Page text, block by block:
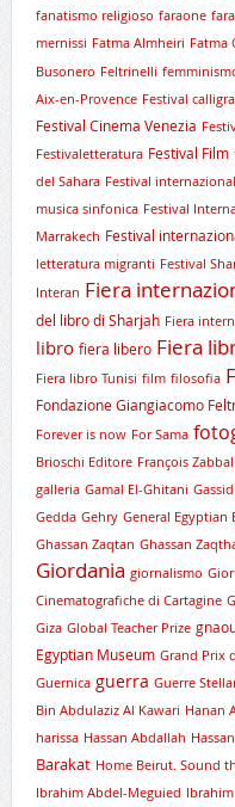
fanatismo religioso faraone
mernissi Fatma Almheiri Fatma
Busonero Feltrinelli
Aix-en-Provence Festival
Festival Cinema Venezia
Festivaletteratura Festival Film
del Sahara Festival
musica sinfonica Festival
Marrakech Festival
letteratura migranti Festival
Interan Fiera
del libro di Sharjah Fiera
libro fiera libero Fiera
Fiera libro Tunisi film filosofia
Fondazione Giangiacomo
Forever is now For Sama
Brioschi Editore François Zabbal
galleria Gamal El-Ghitani
Gedda Gehry General Egyptian
Ghassan Zaqtan Ghassan
Giordania giornalismo
Cinematografiche di Cartagine
Giza Global Teacher Prize
Egyptian Museum Grand Prix
Guernica guerra Guerre
Bin Abdulaziz Al Kawari Hanan
harissa Hassan Abdallah
Barakat Home Beirut. Sound
Ibrahim Abdel-Meguied